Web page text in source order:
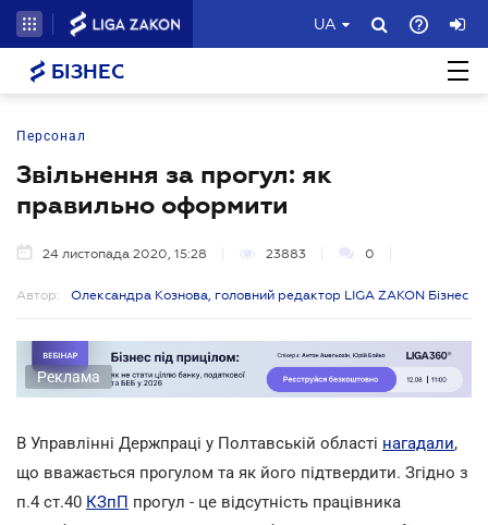
UA
БІЗНЕС
Персонал
Звільнення за прогул: як
правильно оформити
24 листопада 2020, 15:28 23883 0
Автор: Олександра Кознова, головний редактор LIGA ZAKON Бізнес
Реклама
В Управлінні Держпраці у Полтавській області нагадали,
що вважається прогулом та як його підтвердити. Згідно з
п.4 ст.40 КЗпП прогул - це відсутність працівника